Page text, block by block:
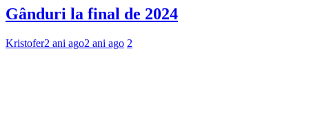
Gânduri la final de 2024
Kristofer2 ani ago2 ani ago 2